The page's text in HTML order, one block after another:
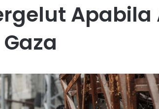
Apabila